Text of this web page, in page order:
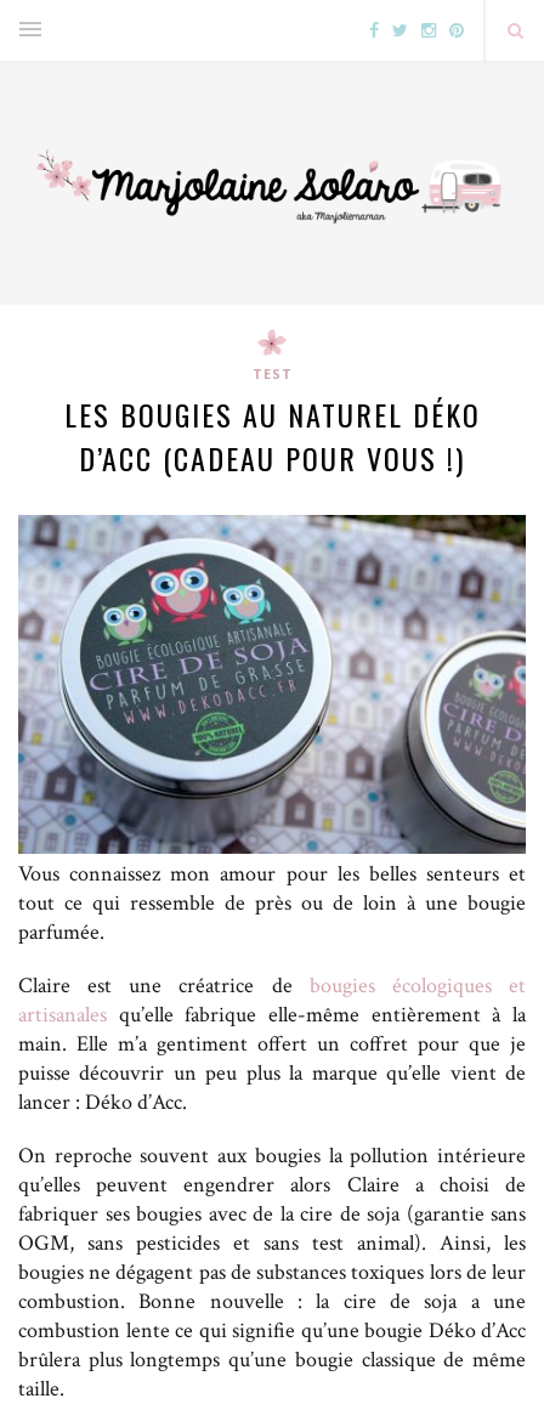
TEST
LES BOUGIES AU NATUREL DÉKO
D’ACC (CADEAU POUR VOUS !)
Vous connaissez mon amour pour les belles senteurs et
tout ce qui ressemble de près ou de loin à une bougie
parfumée.
Claire est une créatrice de bougies écologiques et
artisanales qu’elle fabrique elle-même entièrement à la
main. Elle m’a gentiment offert un coffret pour que je
puisse découvrir un peu plus la marque qu’elle vient de
lancer : Déko d’Acc.
On reproche souvent aux bougies la pollution intérieure
qu’elles peuvent engendrer alors Claire a choisi de
fabriquer ses bougies avec de la cire de soja (garantie sans
OGM, sans pesticides et sans test animal). Ainsi, les
bougies ne dégagent pas de substances toxiques lors de leur
combustion. Bonne nouvelle : la cire de soja a une
combustion lente ce qui signifie qu’une bougie Déko d’Acc
brûlera plus longtemps qu’une bougie classique de même
taille.